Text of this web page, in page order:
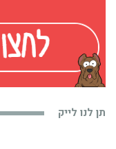
תן לנו לייק